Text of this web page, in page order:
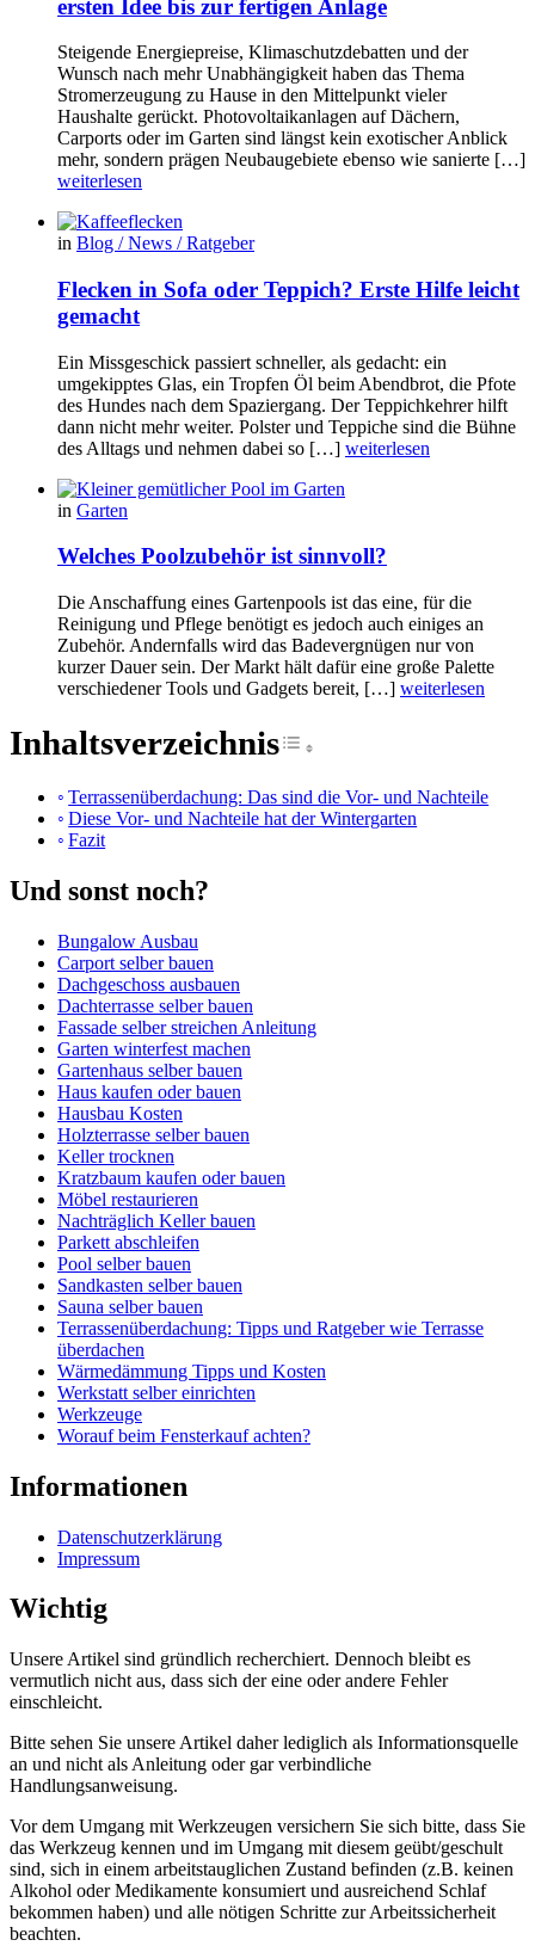
ersten Idee bis zur fertigen Anlage
Steigende Energiepreise, Klimaschutzdebatten und der
Wunsch nach mehr Unabhängigkeit haben das Thema
Stromerzeugung zu Hause in den Mittelpunkt vieler
Haushalte gerückt. Photovoltaikanlagen auf Dächern,
Carports oder im Garten sind längst kein exotischer Anblick
mehr, sondern prägen Neubaugebiete ebenso wie sanierte […]
weiterlesen
in Blog / News / Ratgeber
Flecken in Sofa oder Teppich? Erste Hilfe leicht
gemacht
Ein Missgeschick passiert schneller, als gedacht: ein
umgekipptes Glas, ein Tropfen Öl beim Abendbrot, die Pfote
des Hundes nach dem Spaziergang. Der Teppichkehrer hilft
dann nicht mehr weiter. Polster und Teppiche sind die Bühne
des Alltags und nehmen dabei so […] weiterlesen
in Garten
Welches Poolzubehör ist sinnvoll?
Die Anschaffung eines Gartenpools ist das eine, für die
Reinigung und Pflege benötigt es jedoch auch einiges an
Zubehör. Andernfalls wird das Badevergnügen nur von
kurzer Dauer sein. Der Markt hält dafür eine große Palette
verschiedener Tools und Gadgets bereit, […] weiterlesen
InhaltsverzeichnisToggle Table of
Terrassenüberdachung: Das sind die Vor- und Nachteile
Diese Vor- und Nachteile hat der Wintergarten
Fazit
Und sonst noch?
Bungalow Ausbau
Carport selber bauen
Dachgeschoss ausbauen
Dachterrasse selber bauen
Fassade selber streichen Anleitung
Garten winterfest machen
Gartenhaus selber bauen
Haus kaufen oder bauen
Hausbau Kosten
Holzterrasse selber bauen
Keller trocknen
Kratzbaum kaufen oder bauen
Möbel restaurieren
Nachträglich Keller bauen
Parkett abschleifen
Pool selber bauen
Sandkasten selber bauen
Sauna selber bauen
Terrassenüberdachung: Tipps und Ratgeber wie Terrasse
überdachen
Wärmedämmung Tipps und Kosten
Werkstatt selber einrichten
Werkzeuge
Worauf beim Fensterkauf achten?
Informationen
Datenschutzerklärung
Impressum
Wichtig
Unsere Artikel sind gründlich recherchiert. Dennoch bleibt es
vermutlich nicht aus, dass sich der eine oder andere Fehler
einschleicht.
Bitte sehen Sie unsere Artikel daher lediglich als Informationsquelle
an und nicht als Anleitung oder gar verbindliche
Handlungsanweisung.
Vor dem Umgang mit Werkzeugen versichern Sie sich bitte, dass Sie
das Werkzeug kennen und im Umgang mit diesem geübt/geschult
sind, sich in einem arbeitstauglichen Zustand befinden (z.B. keinen
Alkohol oder Medikamente konsumiert und ausreichend Schlaf
bekommen haben) und alle nötigen Schritte zur Arbeitssicherheit
beachten.